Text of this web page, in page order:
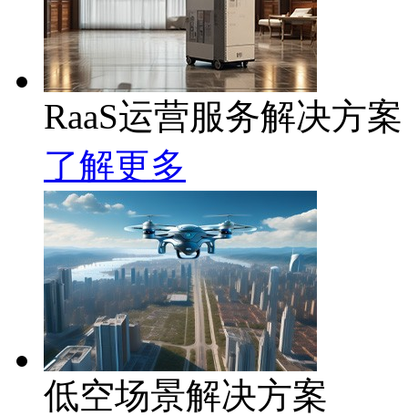
RaaS运营服务解决方案
了解更多
低空场景解决方案